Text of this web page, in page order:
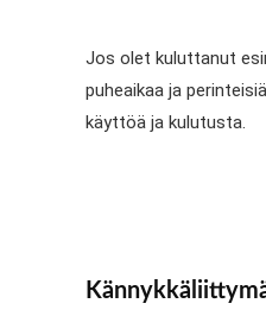
Jos olet kuluttanut
puheaikaa ja
käyttöä ja kulutusta.